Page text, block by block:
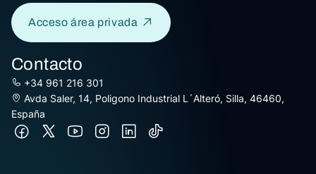
Acceso área privada
Contacto
+34 961 216 301
Avda Saler, 14, Poligono Industrial L´Alteró, Silla, 46460,
España